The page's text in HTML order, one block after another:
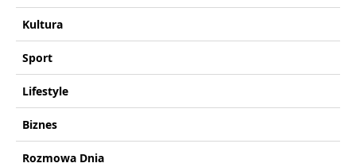
Kultura
Sport
Lifestyle
Biznes
Rozmowa Dnia